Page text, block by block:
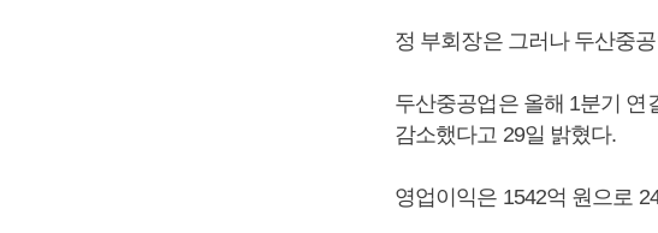
정 부회장은 그러나 두산중
두산중공업은 올해 1분기 연
감소했다고 29일 밝혔다.
영업이익은 1542억 원으로